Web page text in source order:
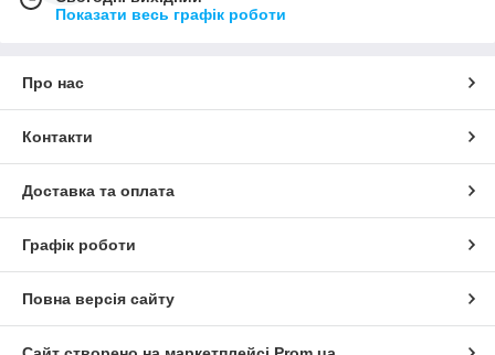
Показати весь графік роботи
Про нас
Контакти
Доставка та оплата
Графік роботи
Повна версія сайту